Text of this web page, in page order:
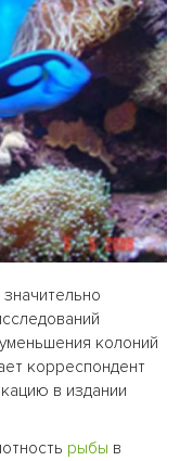
колоний
корреспондент
в издании
рыбы в